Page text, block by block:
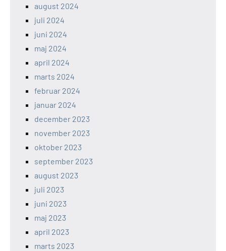
august 2024
juli 2024
juni 2024
maj 2024
april 2024
marts 2024
februar 2024
januar 2024
december 2023
november 2023
oktober 2023
september 2023
august 2023
juli 2023
juni 2023
maj 2023
april 2023
marts 2023